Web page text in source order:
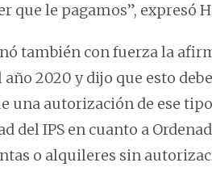
que le pagamos”, expresó
también con fuerza la
año 2020 y dijo que esto
una autorización de ese
del IPS en cuanto a
o alquileres sin